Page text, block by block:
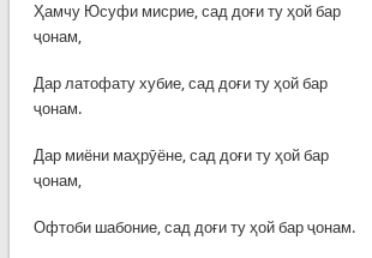
Ҳамчу Юсуфи мисрие, сад доғи ту ҳой бар
ҷонам,
Дар латофату хубие, сад доғи ту ҳой бар
ҷонам.
Дар миёни маҳрӯёне, сад доғи ту ҳой бар
ҷонам,
Офтоби шабоние, сад доғи ту ҳой бар ҷонам.